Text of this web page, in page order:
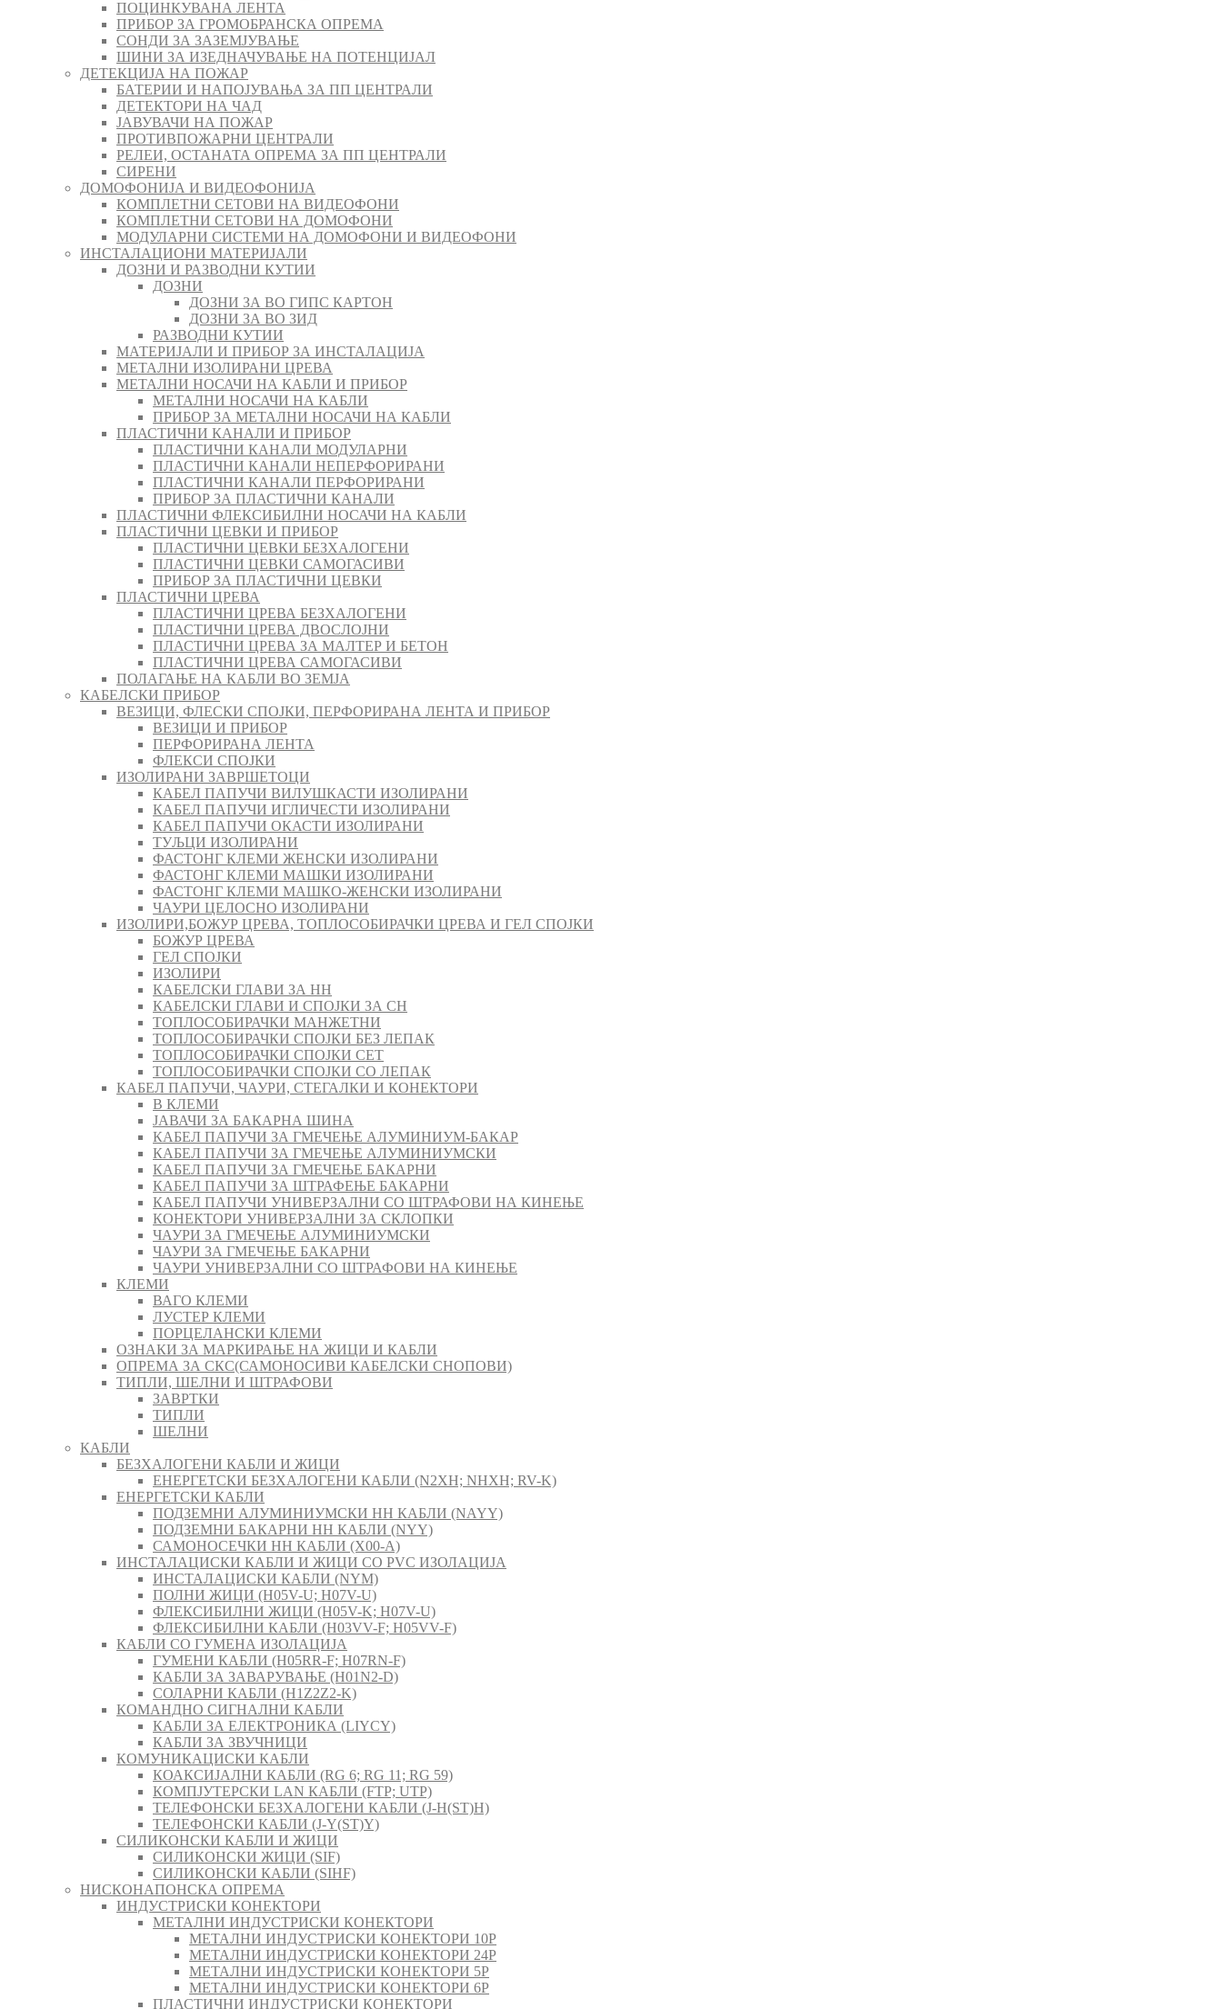
ПОЦИНКУВАНА ЛЕНТА
ПРИБОР ЗА ГРОМОБРАНСКА ОПРЕМА
СОНДИ ЗА ЗАЗЕМЈУВАЊЕ
ШИНИ ЗА ИЗЕДНАЧУВАЊЕ НА ПОТЕНЦИЈАЛ
ДЕТЕКЦИЈА НА ПОЖАР
БАТЕРИИ И НАПОЈУВАЊА ЗА ПП ЦЕНТРАЛИ
ДЕТЕКТОРИ НА ЧАД
ЈАВУВАЧИ НА ПОЖАР
ПРОТИВПОЖАРНИ ЦЕНТРАЛИ
РЕЛЕИ, ОСТАНАТА ОПРЕМА ЗА ПП ЦЕНТРАЛИ
СИРЕНИ
ДОМОФОНИЈА И ВИДЕОФОНИЈА
КОМПЛЕТНИ СЕТОВИ НА ВИДЕОФОНИ
КОМПЛЕТНИ СЕТОВИ НА ДОМОФОНИ
МОДУЛАРНИ СИСТЕМИ НА ДОМОФОНИ И ВИДЕОФОНИ
ИНСТАЛАЦИОНИ МАТЕРИЈАЛИ
ДОЗНИ И РАЗВОДНИ КУТИИ
ДОЗНИ
ДОЗНИ ЗА ВО ГИПС КАРТОН
ДОЗНИ ЗА ВО ЗИД
РАЗВОДНИ КУТИИ
МАТЕРИЈАЛИ И ПРИБОР ЗА ИНСТАЛАЦИЈА
МЕТАЛНИ ИЗОЛИРАНИ ЦРЕВА
МЕТАЛНИ НОСАЧИ НА КАБЛИ И ПРИБОР
МЕТАЛНИ НОСАЧИ НА КАБЛИ
ПРИБОР ЗА МЕТАЛНИ НОСАЧИ НА КАБЛИ
ПЛАСТИЧНИ КАНАЛИ И ПРИБОР
ПЛАСТИЧНИ КАНАЛИ МОДУЛАРНИ
ПЛАСТИЧНИ КАНАЛИ НЕПЕРФОРИРАНИ
ПЛАСТИЧНИ КАНАЛИ ПЕРФОРИРАНИ
ПРИБОР ЗА ПЛАСТИЧНИ КАНАЛИ
ПЛАСТИЧНИ ФЛЕКСИБИЛНИ НОСАЧИ НА КАБЛИ
ПЛАСТИЧНИ ЦЕВКИ И ПРИБОР
ПЛАСТИЧНИ ЦЕВКИ БЕЗХАЛОГЕНИ
ПЛАСТИЧНИ ЦЕВКИ САМОГАСИВИ
ПРИБОР ЗА ПЛАСТИЧНИ ЦЕВКИ
ПЛАСТИЧНИ ЦРЕВА
ПЛАСТИЧНИ ЦРЕВА БЕЗХАЛОГЕНИ
ПЛАСТИЧНИ ЦРЕВА ДВОСЛОЈНИ
ПЛАСТИЧНИ ЦРЕВА ЗА МАЛТЕР И БЕТОН
ПЛАСТИЧНИ ЦРЕВА САМОГАСИВИ
ПОЛАГАЊЕ НА КАБЛИ ВО ЗЕМЈА
КАБЕЛСКИ ПРИБОР
ВЕЗИЦИ, ФЛЕСКИ СПОЈКИ, ПЕРФОРИРАНА ЛЕНТА И ПРИБОР
ВЕЗИЦИ И ПРИБОР
ПЕРФОРИРАНА ЛЕНТА
ФЛЕКСИ СПОЈКИ
ИЗОЛИРАНИ ЗАВРШЕТОЦИ
КАБЕЛ ПАПУЧИ ВИЛУШКАСТИ ИЗОЛИРАНИ
КАБЕЛ ПАПУЧИ ИГЛИЧЕСТИ ИЗОЛИРАНИ
КАБЕЛ ПАПУЧИ ОКАСТИ ИЗОЛИРАНИ
ТУЉЦИ ИЗОЛИРАНИ
ФАСТОНГ КЛЕМИ ЖЕНСКИ ИЗОЛИРАНИ
ФАСТОНГ КЛЕМИ МАШКИ ИЗОЛИРАНИ
ФАСТОНГ КЛЕМИ МАШКO-ЖЕНСКИ ИЗОЛИРАНИ
ЧАУРИ ЦЕЛОСНО ИЗОЛИРАНИ
ИЗОЛИРИ,БОЖУР ЦРЕВА, ТОПЛОСОБИРАЧКИ ЦРЕВА И ГЕЛ СПОЈКИ
БОЖУР ЦРЕВА
ГЕЛ СПОЈКИ
ИЗОЛИРИ
КАБЕЛСКИ ГЛАВИ ЗА НН
КАБЕЛСКИ ГЛАВИ И СПОЈКИ ЗА СН
ТОПЛОСОБИРАЧКИ МАНЖЕТНИ
ТОПЛОСОБИРАЧКИ СПОЈКИ БЕЗ ЛЕПАК
ТОПЛОСОБИРАЧКИ СПОЈКИ СЕТ
ТОПЛОСОБИРАЧКИ СПОЈКИ СО ЛЕПАК
КАБЕЛ ПАПУЧИ, ЧАУРИ, СТЕГАЛКИ И КОНЕКТОРИ
В КЛЕМИ
ЈАВАЧИ ЗА БАКАРНА ШИНА
КАБЕЛ ПАПУЧИ ЗА ГМЕЧЕЊЕ АЛУМИНИУМ-БАКАР
КАБЕЛ ПАПУЧИ ЗА ГМЕЧЕЊЕ АЛУМИНИУМСКИ
КАБЕЛ ПАПУЧИ ЗА ГМЕЧЕЊЕ БАКАРНИ
КАБЕЛ ПАПУЧИ ЗА ШТРАФЕЊЕ БАКАРНИ
КАБЕЛ ПАПУЧИ УНИВЕРЗАЛНИ СО ШТРАФОВИ НА КИНЕЊЕ
КОНЕКТОРИ УНИВЕРЗАЛНИ ЗА СКЛОПКИ
ЧАУРИ ЗА ГМЕЧЕЊЕ АЛУМИНИУМСКИ
ЧАУРИ ЗА ГМЕЧЕЊЕ БАКАРНИ
ЧАУРИ УНИВЕРЗАЛНИ СО ШТРАФОВИ НА КИНЕЊЕ
КЛЕМИ
ВАГО КЛЕМИ
ЛУСТЕР КЛЕМИ
ПОРЦЕЛАНСКИ КЛЕМИ
ОЗНАКИ ЗА МАРКИРАЊЕ НА ЖИЦИ И КАБЛИ
ОПРЕМА ЗА СКС(САМОНОСИВИ КАБЕЛСКИ СНОПОВИ)
ТИПЛИ, ШЕЛНИ И ШТРАФОВИ
ЗАВРТКИ
ТИПЛИ
ШЕЛНИ
КАБЛИ
БЕЗХАЛОГЕНИ КАБЛИ И ЖИЦИ
ЕНЕРГЕТСКИ БЕЗХАЛОГЕНИ КАБЛИ (N2XH; NHXH; RV-K)
ЕНЕРГЕТСКИ КАБЛИ
ПОДЗЕМНИ АЛУМИНИУМСКИ НН КАБЛИ (NAYY)
ПОДЗЕМНИ БАКАРНИ НН КАБЛИ (NYY)
САМОНОСЕЧКИ НН КАБЛИ (X00-A)
ИНСТАЛАЦИСКИ КАБЛИ И ЖИЦИ СО PVC ИЗОЛАЦИЈА
ИНСТАЛАЦИСКИ КАБЛИ (NYM)
ПОЛНИ ЖИЦИ (H05V-U; H07V-U)
ФЛЕКСИБИЛНИ ЖИЦИ (H05V-K; H07V-U)
ФЛЕКСИБИЛНИ КАБЛИ (H03VV-F; H05VV-F)
КАБЛИ СО ГУМЕНА ИЗОЛАЦИЈА
ГУМЕНИ КАБЛИ (H05RR-F; H07RN-F)
КАБЛИ ЗА ЗАВАРУВАЊЕ (H01N2-D)
СОЛАРНИ КАБЛИ (H1Z2Z2-K)
КОМАНДНО СИГНАЛНИ КАБЛИ
КАБЛИ ЗА ЕЛЕКТРОНИКА (LIYCY)
КАБЛИ ЗА ЗВУЧНИЦИ
КОМУНИКАЦИСКИ КАБЛИ
КОАКСИЈАЛНИ КАБЛИ (RG 6; RG 11; RG 59)
КОМПЈУТЕРСКИ LAN КАБЛИ (FTP; UTP)
ТЕЛЕФОНСКИ БЕЗХАЛОГЕНИ КАБЛИ (J-H(ST)H)
ТЕЛЕФОНСКИ КАБЛИ (J-Y(ST)Y)
СИЛИКОНСКИ КАБЛИ И ЖИЦИ
СИЛИКОНСКИ ЖИЦИ (SIF)
СИЛИКОНСКИ КАБЛИ (SIHF)
НИСКОНАПОНСКА ОПРЕМА
ИНДУСТРИСКИ КОНЕКТОРИ
МЕТАЛНИ ИНДУСТРИСКИ КОНЕКТОРИ
МЕТАЛНИ ИНДУСТРИСКИ КОНЕКТОРИ 10P
МЕТАЛНИ ИНДУСТРИСКИ КОНЕКТОРИ 24P
МЕТАЛНИ ИНДУСТРИСКИ КОНЕКТОРИ 5P
МЕТАЛНИ ИНДУСТРИСКИ КОНЕКТОРИ 6P
ПЛАСТИЧНИ ИНДУСТРИСКИ КОНЕКТОРИ